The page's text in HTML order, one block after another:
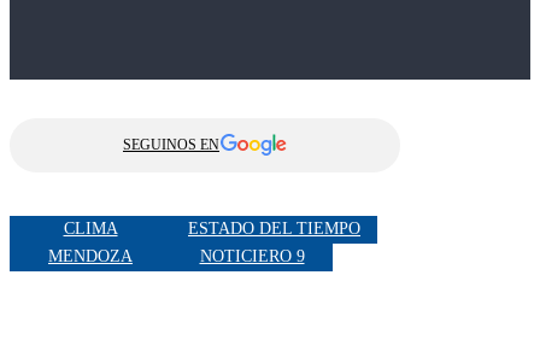
SEGUINOS EN
CLIMA
ESTADO DEL TIEMPO
MENDOZA
NOTICIERO 9